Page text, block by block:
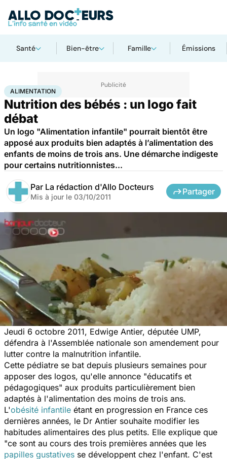
Santé Bien-être Famille Émissions
AccueilSantéMaladies Alimentation
ALIMENTATION
Nutrition des bébés : un logo fait
débat
Un logo "Alimentation infantile" pourrait bientôt être
apposé aux produits bien adaptés à l’alimentation des
enfants de moins de trois ans. Une démarche indigeste
pour certains nutritionnistes...
Par La rédaction d'Allo Docteurs
Mis à jour le 03/10/2011
Partager
Jeudi 6 octobre 2011, Edwige Antier, députée UMP,
défendra à l'Assemblée nationale son amendement pour
lutter contre la malnutrition infantile.
Cette pédiatre se bat depuis plusieurs semaines pour
apposer des logos, qu'elle annonce "éducatifs et
pédagogiques" aux produits particulièrement bien
adaptés à l'alimentation des moins de trois ans.
L'obésité infantile étant en progression en France ces
dernières années, le Dr Antier souhaite modifier les
habitudes alimentaires des plus petits. Elle explique que
"ce sont au cours des trois premières années que les
papilles gustatives se développent chez l'enfant. C'est